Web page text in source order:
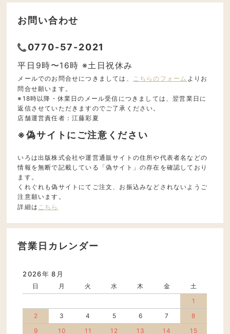
お問い合わせ
0770-57-2021
平日9時〜16時 ※土日祝休み
メールでのお問合せにつきましては、 こちらのフォーム よりお
問合せ願います。
※18時以降・休業日のメール受信につきましては、翌営業日に
返信させていただきますのでご了承ください。
店舗運営責任者：江藤彩夏
※偽サイトにご注意ください
いろは出版株式会社や運営通販サイトの住所や代表者名などの
情報を無断で記載している「偽サイト」の存在を確認しており
ます。
くれぐれも偽サイトにてご注文、お振込みなどされないようご
注意願います。
詳細は こちら
営業日カレンダー
2026年 8月
日 月 火 水 木 金
土
1
2
3 4 5 6 7
8
9
10 11 12 13 14
15